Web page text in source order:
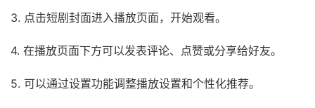
3. 点击短剧封面进入播放页面，开始观看。
4. 在播放页面下方可以发表评论、点赞或分享给好友。
5. 可以通过设置功能调整播放设置和个性化推荐。